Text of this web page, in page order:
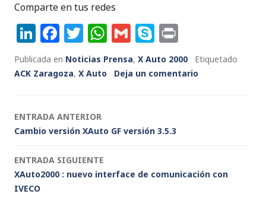
Comparte en tus redes
Li
n
k
dI
n
F
a
c
b
o
k
T
w
it
r
W
h
a
p
G
m
ai
S
k
y
ri
n
Publicada en Noticias Prensa, X Auto 2000
Etiquetado
ACK Zaragoza, X Auto Deja un comentario
Navegación
entradas
ENTRADA ANTERIOR
Cambio versión XAuto GF versión 3.5.3
ENTRADA SIGUIENTE
XAuto2000 : nuevo interface de comunicación con
IVECO